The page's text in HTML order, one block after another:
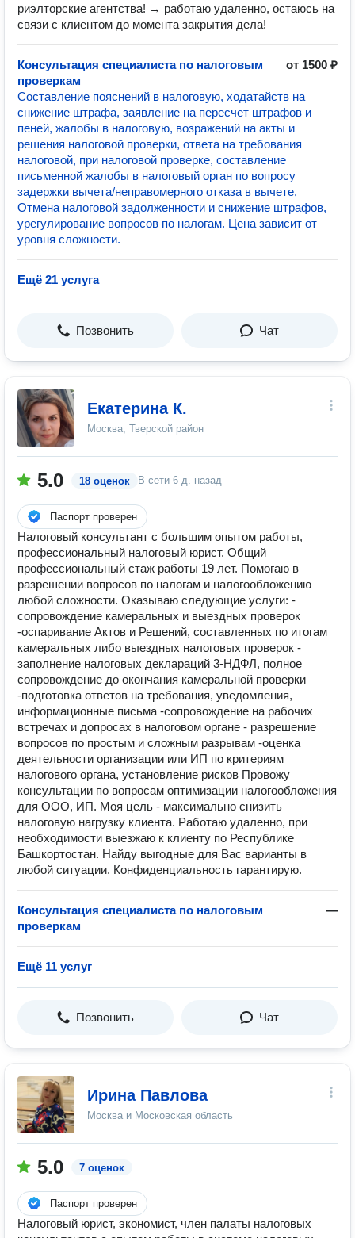
риэлторские агентства! → работаю удаленно, остаюсь на
связи с клиентом до момента закрытия дела!
Консультация специалиста по налоговым
проверкам
от 1500 ₽
Составление пояснений в налоговую, ходатайств на
снижение штрафа, заявление на пересчет штрафов и
пеней, жалобы в налоговую, возражений на акты и
решения налоговой проверки, ответа на требования
налоговой, при налоговой проверке, составление
письменной жалобы в налоговый орган по вопросу
задержки вычета/неправомерного отказа в вычете,
Отмена налоговой задолженности и снижение штрафов,
урегулирование вопросов по налогам. Цена зависит от
уровня сложности.
Ещё 21 услуга
Позвонить Чат
Екатерина К.
Москва, Тверской район
5.0 18 оценок В сети 6 д. назад
Паспорт проверен
Налоговый консультант с большим опытом работы,
профессиональный налоговый юрист. Общий
профессиональный стаж работы 19 лет. Помогаю в
разрешении вопросов по налогам и налогообложению
любой сложности. Оказываю следующие услуги: -
сопровождение камеральных и выездных проверок
-оспаривание Актов и Решений, составленных по итогам
камеральных либо выездных налоговых проверок -
заполнение налоговых деклараций 3-НДФЛ, полное
сопровождение до окончания камеральной проверки
-подготовка ответов на требования, уведомления,
информационные письма -сопровождение на рабочих
встречах и допросах в налоговом органе - разрешение
вопросов по простым и сложным разрывам -оценка
деятельности организации или ИП по критериям
налогового органа, установление рисков Провожу
консультации по вопросам оптимизации налогообложения
для ООО, ИП. Моя цель - максимально снизить
налоговую нагрузку клиента. Работаю удаленно, при
необходимости выезжаю к клиенту по Республике
Башкортостан. Найду выгодные для Вас варианты в
любой ситуации. Конфиденциальность гарантирую.
Консультация специалиста по налоговым
проверкам
—
Ещё 11 услуг
Позвонить Чат
Ирина Павлова
Москва и Московская область
5.0 7 оценок
Паспорт проверен
Налоговый юрист, экономист, член палаты налоговых